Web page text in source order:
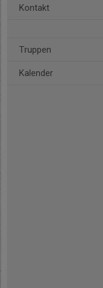
Kontakt
Truppen
Kalender